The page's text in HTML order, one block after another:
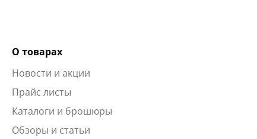
О товарах
Новости и акции
Прайс листы
Каталоги и брошюры
Обзоры и статьи